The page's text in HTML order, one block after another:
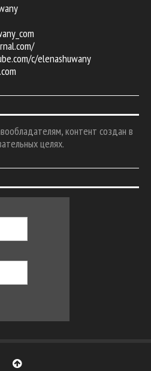
c/elenashuwany
контент создан в
целях.